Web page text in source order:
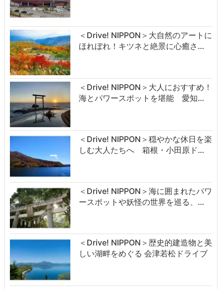
＜Drive! NIPPON＞大自然のアートに
ほれぼれ！キツネと絶景に心癒さ…
＜Drive! NIPPON＞大人におすすめ！
海とパワースポットを堪能 愛知…
＜Drive! NIPPON＞穏やかな休日を楽
しむ大人たちへ 箱根・小田原ド…
＜Drive! NIPPON＞海に囲まれたパワ
ースポットや妖怪の世界を巡る、…
＜Drive! NIPPON＞歴史的建造物と美
しい湖畔をめぐる 会津若松ドライブ